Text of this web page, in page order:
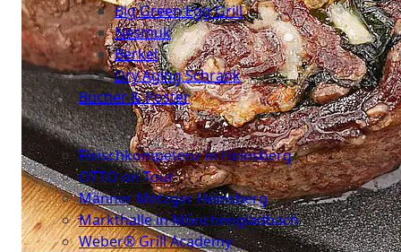
Big Green Egg Grill
Nesmuk
Berkel
Dry Aging Schrank
Bücher & Poster
Events
Fleischkompetenz in Heinsberg
OTTO on Tour
Männer Metzger Heinsberg
Markthalle in Mönchengladbach
Weber® Grill Academy